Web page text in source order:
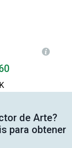
de Arte?
para obtener